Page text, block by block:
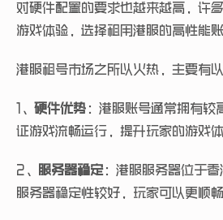
对硬件配置的要求也越来越高，许
游戏体验，选择租用港服的高性能账
港服租号市场之所以火热，主要有以
1、 硬件优势 ：港服账号通常拥有较
证游戏流畅运行，提升玩家的游戏体
2、 服务器稳定：港服服务器位于香
服务器稳定性较好，玩家可以更顺